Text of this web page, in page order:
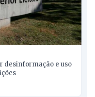
desinformação e uso